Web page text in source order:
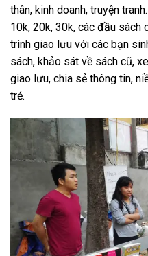
thân, kinh doanh, truyện
10k, 20k, 30k, các đầu
trình giao lưu với các bạn
sách, khảo sát về sách cũ,
giao lưu, chia sẻ thông tin,
trẻ.